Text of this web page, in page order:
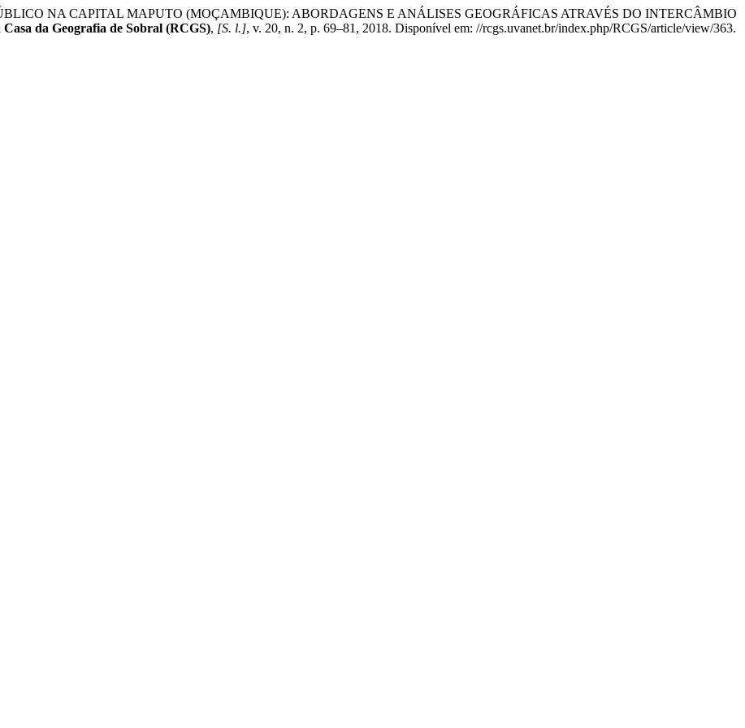
NA CAPITAL MAPUTO (MOÇAMBIQUE): ABORDAGENS E ANÁLISES GEOGRÁFICAS ATRAVÉS DO INTERCÂMBIO
Casa da Geografia de Sobral (RCGS), [S. l.], v. 20, n. 2, p. 69–81, 2018. Disponível em: //rcgs.uvanet.br/index.php/RCGS/article/view/363.